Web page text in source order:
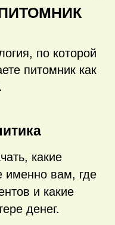
по которой
питомник как
какие
именно вам, где
и какие
денег.